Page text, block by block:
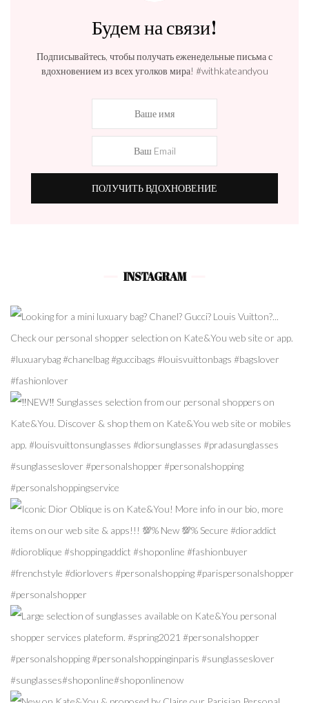
Будем на связи!
Подписывайтесь, чтобы получать еженедельные письма с
вдохновением из всех уголков мира! #withkateandyou
INSTAGRAM